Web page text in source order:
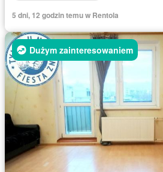
5 dni, 12 godzin temu w Rentola
Dużym zainteresowaniem